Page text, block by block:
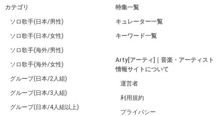
カテゴリ
ソロ歌手(日本/男性)
ソロ歌手(日本/女性)
ソロ歌手(海外/男性)
ソロ歌手(海外/女性)
グループ(日本/2人組)
グループ(日本/3人組)
グループ(日本/4人組以上)
特集一覧
キュレーター一覧
キーワード一覧
Arty[アーティ]｜音楽・アーティスト
情報サイトについて
運営者
利用規約
プライバシー